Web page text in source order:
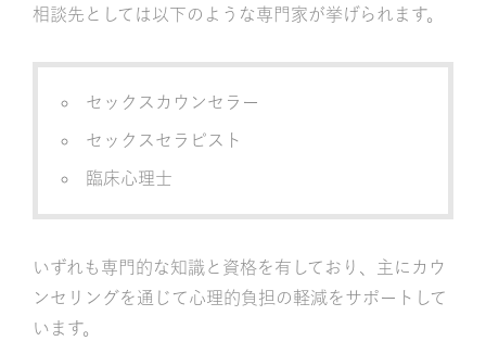
相談先としては以下のような専門家が挙げられます。
セックスカウンセラー
セックスセラピスト
臨床心理士
いずれも専門的な知識と資格を有しており、主にカウ
ンセリングを通じて心理的負担の軽減をサポートして
います。